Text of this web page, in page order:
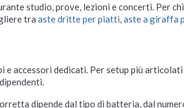
studio, prove, lezioni e concerti. Per
tra aste dritte per piatti,aste a giraffa
e accessori dedicati. Per setup più
dipende dal tipo di batteria, dal